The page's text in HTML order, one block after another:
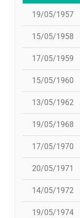
19/05/1957
15/05/1958
17/05/1959
15/05/1960
13/05/1962
19/05/1968
17/05/1970
20/05/1971
14/05/1972
19/05/1974